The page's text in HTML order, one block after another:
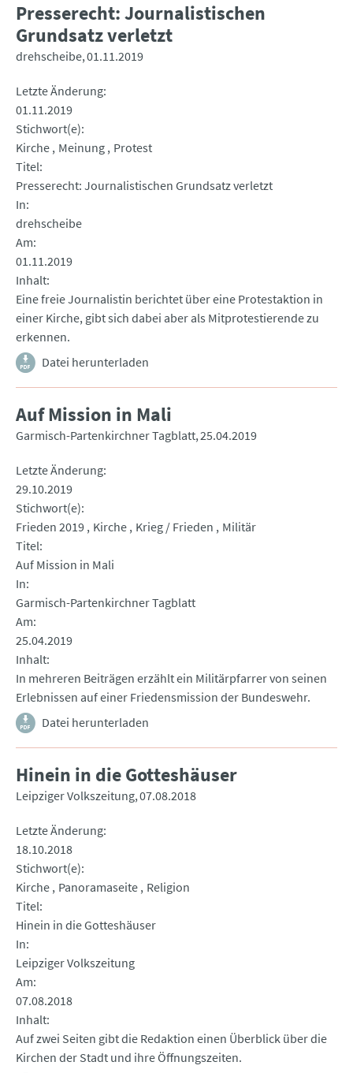
Presserecht: Journalistischen
Grundsatz verletzt
drehscheibe 01.11.2019
Letzte Änderung
01.11.2019
Stichwort(e)
Kirche Meinung Protest
Titel
Presserecht: Journalistischen Grundsatz verletzt
In
drehscheibe
Am
01.11.2019
Inhalt
Eine freie Journalistin berichtet über eine Protestaktion in
einer Kirche, gibt sich dabei aber als Mitprotestierende zu
erkennen.
Datei herunterladen
Auf Mission in Mali
Garmisch-Partenkirchner Tagblatt 25.04.2019
Letzte Änderung
29.10.2019
Stichwort(e)
Frieden 2019 Kirche Krieg / Frieden
Militär
Titel
Auf Mission in Mali
In
Garmisch-Partenkirchner Tagblatt
Am
25.04.2019
Inhalt
In mehreren Beiträgen erzählt ein Militärpfarrer von seinen
Erlebnissen auf einer Friedensmission der Bundeswehr.
Datei herunterladen
Hinein in die Gotteshäuser
Leipziger Volkszeitung 07.08.2018
Letzte Änderung
18.10.2018
Stichwort(e)
Kirche Panoramaseite Religion
Titel
Hinein in die Gotteshäuser
In
Leipziger Volkszeitung
Am
07.08.2018
Inhalt
Auf zwei Seiten gibt die Redaktion einen Überblick über die
Kirchen der Stadt und ihre Öffnungszeiten.